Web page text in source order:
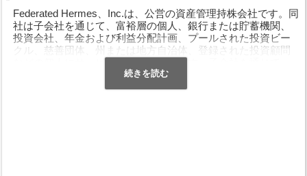
Federated Hermes、Inc.は、公営の資産管理持株会社です。同
社は子会社を通じて、富裕層の個人、銀行または貯蓄機関、
投資会社、年金および利益分配計画、プールされた投資ビー
クル、慈善団体、州または地方自治体、登録された投資顧問
個別のクライアント重視の株式、債券、バランスおよびマネ
ーマーケットのミューチュアルファンドを個別のクライアン